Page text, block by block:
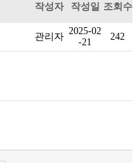
작성자 작성일 조회수
관리자
2025-02
-21
242